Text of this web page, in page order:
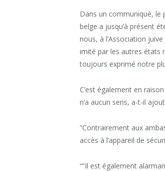
Dans un communiqué, le
belge a jusqu’à présent
nous, à l’Association
imité par les autres états
toujours exprimé notre
C’est également en
n’a aucun sens, a-t-il
”Contrairement aux
accès à l’appareil de
“”Il est également